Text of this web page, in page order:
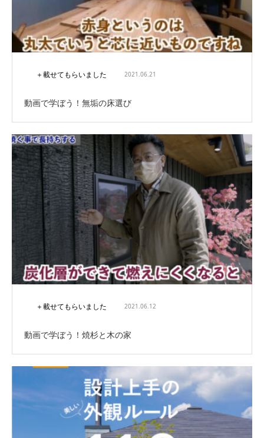
＋載せてもらいました 2021.06.21
動画で学ぼう！無垢の床選び
＋載せてもらいました 2021.06.12
動画で学ぼう！焼杉と木の家